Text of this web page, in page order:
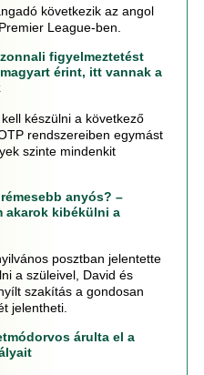
következik az angol
League-ben.
figyelmeztetést
érint, itt vannak a
készülni a következő
rendszereiben egymást
szinte mindenkit
anyós? –
akarok kibékülni a
posztban jelentette
a szüleivel, David és
szakítás a gondosan
jelentheti.
árulta el a